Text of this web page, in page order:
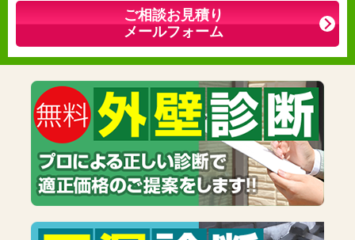
ご相談お見積り
メールフォーム